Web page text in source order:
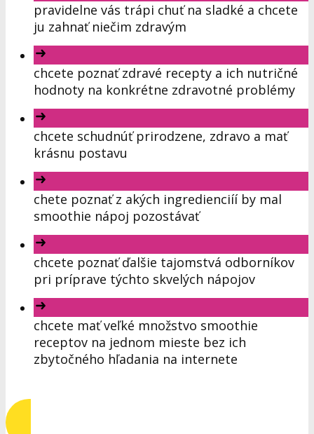
pravidelne vás trápi chuť na sladké a chcete
ju zahnať niečim zdravým
chcete poznať zdravé recepty a ich nutričné
hodnoty na konkrétne zdravotné problémy
chcete schudnúť prirodzene, zdravo a mať
krásnu postavu
chete poznať z akých ingredienciíí by mal
smoothie nápoj pozostávať
chcete poznať ďalšie tajomstvá odborníkov
pri príprave týchto skvelých nápojov
chcete mať veľké množstvo smoothie
receptov na jednom mieste bez ich
zbytočného hľadania na internete